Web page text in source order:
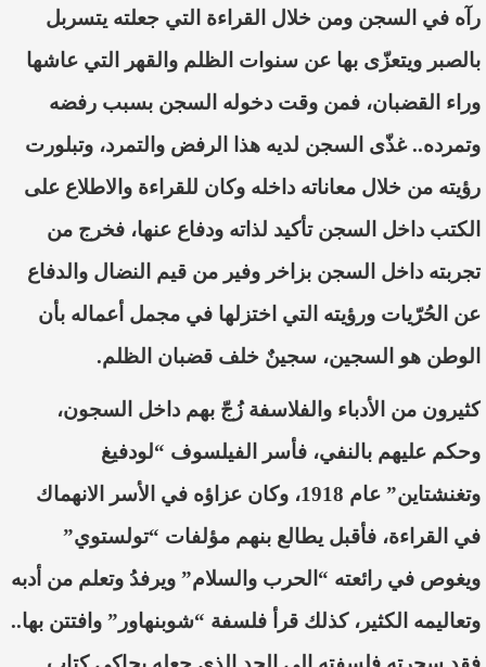
رآه في السجن ومن خلال القراءة التي جعلته يتسربل
بالصبر ويتعزّى بها عن سنوات الظلم والقهر التي عاشها
وراء القضبان، فمن وقت دخوله السجن بسبب رفضه
وتمرده..غذّى السجن لديه هذا الرفض والتمرد، وتبلورت
رؤيته من خلال معاناته داخله وكان للقراءة والاطلاع على
الكتب داخل السجن تأكيد لذاته ودفاع عنها، فخرج من
تجربته داخل السجن بزاخر وفير من قيم النضال والدفاع
عن الحُرّيات ورؤيته التي اختزلها في مجمل أعماله بأن
الوطن هو السجين، سجين خلف قضبان الظلم.
كثيرون من الأدباء والفلاسفةزُجّ بهم داخل السجون،
وحكم عليهم بالنفي، فأسر الفيلسوف “لودفيغ
وتغنشتاين” عام 1918، وكان عزاؤه في الأسر الانهماك
في القراءة، فأقبل يطالع بنهم مؤلفات “تولستوي”
ويغوص في رائعته “ الحرب والسلام” ويرفد وتعلم من أدبه
وتعاليمه الكثير، كذلك قرأ فلسفة “شوبنهاور” وافتتن بها..